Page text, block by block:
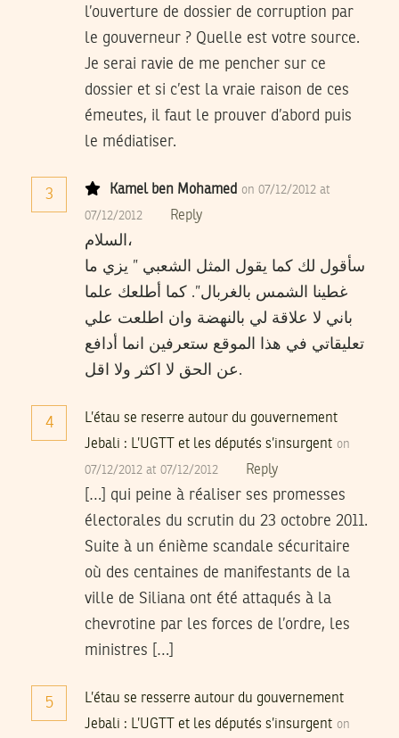
l’ouverture de dossier de corruption par
le gouverneur ? Quelle est votre source.
Je serai ravie de me pencher sur ce
dossier et si c’est la vraie raison de ces
émeutes, il faut le prouver d’abord puis
le médiatiser.
3 Kamel ben Mohamed on 07/12/2012 at
07/12/2012 Reply
السلام،
سأقول لك كما يقول المثل الشعبي ” يزي ما
غطينا الشمس بالغربال”. كما أطلعك علما
باني لا علاقة لي بالنهضة وان اطلعت علي
تعليقاتي في هذا الموقع ستعرفين انما أدافع
عن الحق لا اكثر ولا اقل.
4
L’étau se reserre autour du gouvernement
Jebali : L’UGTT et les députés s’insurgent on
07/12/2012 at 07/12/2012 Reply
[…] qui peine à réaliser ses promesses
électorales du scrutin du 23 octobre 2011.
Suite à un énième scandale sécuritaire
où des centaines de manifestants de la
ville de Siliana ont été attaqués à la
chevrotine par les forces de l’ordre, les
ministres […]
5
L’étau se resserre autour du gouvernement
Jebali : L’UGTT et les députés s’insurgent on